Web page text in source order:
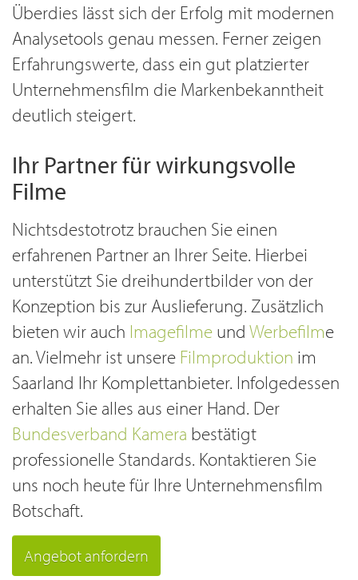
Überdies lässt sich der Erfolg mit modernen
Analysetools genau messen. Ferner zeigen
Erfahrungswerte, dass ein gut platzierter
Unternehmensfilm die Markenbekanntheit
deutlich steigert.
Ihr Partner für wirkungsvolle
Filme
Nichtsdestotrotz brauchen Sie einen
erfahrenen Partner an Ihrer Seite. Hierbei
unterstützt Sie dreihundertbilder von der
Konzeption bis zur Auslieferung. Zusätzlich
bieten wir auch Imagefilme und Werbefilme
an. Vielmehr ist unsere Filmproduktion im
Saarland Ihr Komplettanbieter. Infolgedessen
erhalten Sie alles aus einer Hand. Der
Bundesverband Kamera bestätigt
professionelle Standards. Kontaktieren Sie
uns noch heute für Ihre Unternehmensfilm
Botschaft.
Angebot anfordern